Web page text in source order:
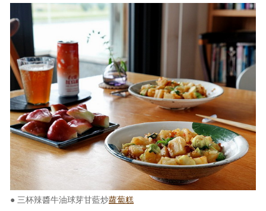
● 三杯辣醬牛油球芽甘藍炒蘿蔔糕